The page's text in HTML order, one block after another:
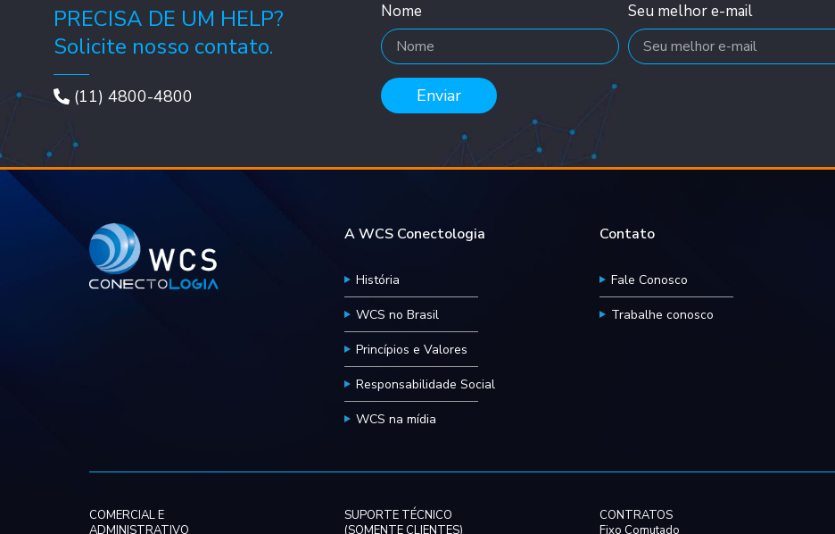
PRECISA DE UM HELP?
Solicite nosso contato.
(11) 4800-4800
Nome Seu melhor e-mail
Enviar
A WCS Conectologia
História
WCS no Brasil
Princípios e Valores
Responsabilidade Social
WCS na mídia
Contato
Fale Conosco
Trabalhe conosco
COMERCIAL E
ADMINISTRATIVO
SUPORTE TÉCNICO
(SOMENTE CLIENTES)
CONTRATOS
Fixo Comutado